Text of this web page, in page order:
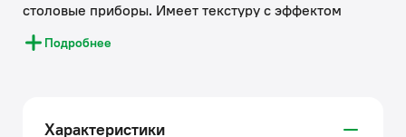
столовые приборы. Имеет текстуру с эффектом
шелковой поверхности благодаря специальной
обработке стали. Подходит к тумбе от 50 см.
304 толщиной 0,8 мм; сталь содержит 18% хрома и
Подробнее
Характеристики